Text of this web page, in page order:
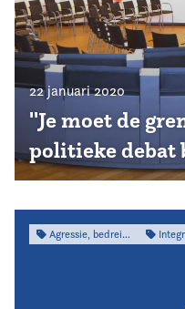
22 januari 2020
''Je moet de
politieke debat
Agressie, bedreiging & intimidatie